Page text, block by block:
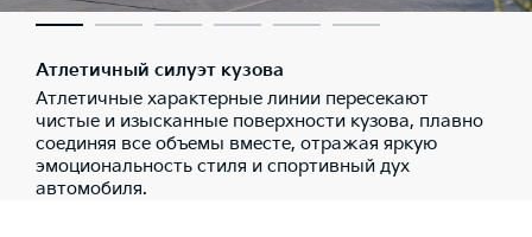
Атлетичный силуэт кузова
Атлетичные характерные линии пересекают
чистые и изысканные поверхности кузова, плавно
соединяя все объемы вместе, отражая яркую
эмоциональность стиля и спортивный дух
автомобиля.